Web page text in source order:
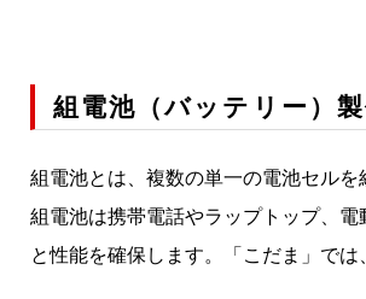
組電池（バッテリー）
組電池とは、複数の単一の電池セル
組電池は携帯電話やラップトップ、
と性能を確保します。「こだま」で